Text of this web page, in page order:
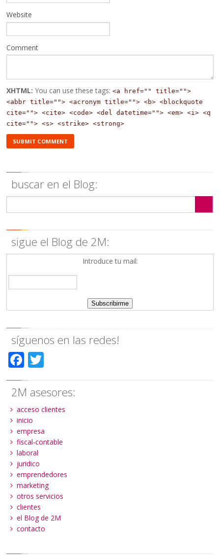
Website
Comment
XHTML: You can use these tags:<a href="" title="">
<abbr title=""> <acronym title=""> <b> <blockquote
cite=""> <cite> <code> <del datetime=""> <em> <i> <q
cite=""> <s> <strike> <strong>
buscar en el Blog:
sigue el Blog de 2M:
Introduce tu mail:
síguenos en las redes!
Facebook
2M asesores:
acceso clientes
inicio
empresa
fiscal-contable
laboral
juridico
emprendedores
marketing
otros servicios
clientes
el Blog de 2M
contacto